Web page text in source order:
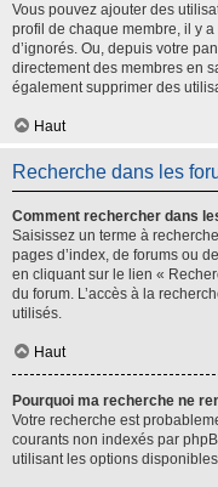
Vous pouvez ajouter des
profil de chaque membre, il y a
d’ignorés. Ou, depuis votre
directement des membres en
également supprimer des
Haut
Recherche dans les
Comment rechercher dans
Saisissez un terme à
pages d’index, de forums ou
en cliquant sur le lien «
du forum. L’accès à la
utilisés.
Haut
Pourquoi ma recherche ne
Votre recherche est
courants non indexés par
utilisant les options